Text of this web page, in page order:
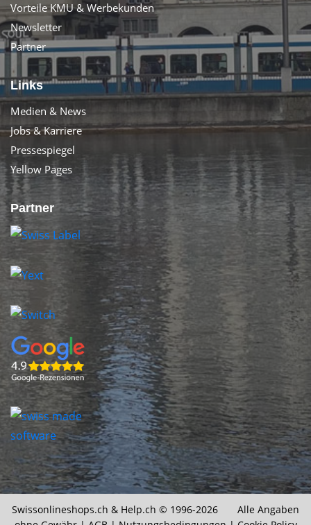
Vorteile KMU & Werbekunden
Newsletter
Partner
Links
Medien & News
Jobs & Karriere
Pressespiegel
Yellow Pages
Partner
Swissonlineshops.ch & Help.ch © 1996-2026 Alle Angaben